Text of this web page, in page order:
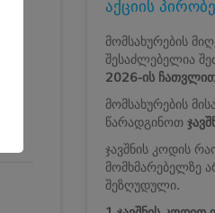
აქციის
მომსახურების
შესაძლებელია
2026-ის
მომსახურების
წარადგინოთ
ჯავშნის კოდის
მომხმარებელზე
შეზღუდული.